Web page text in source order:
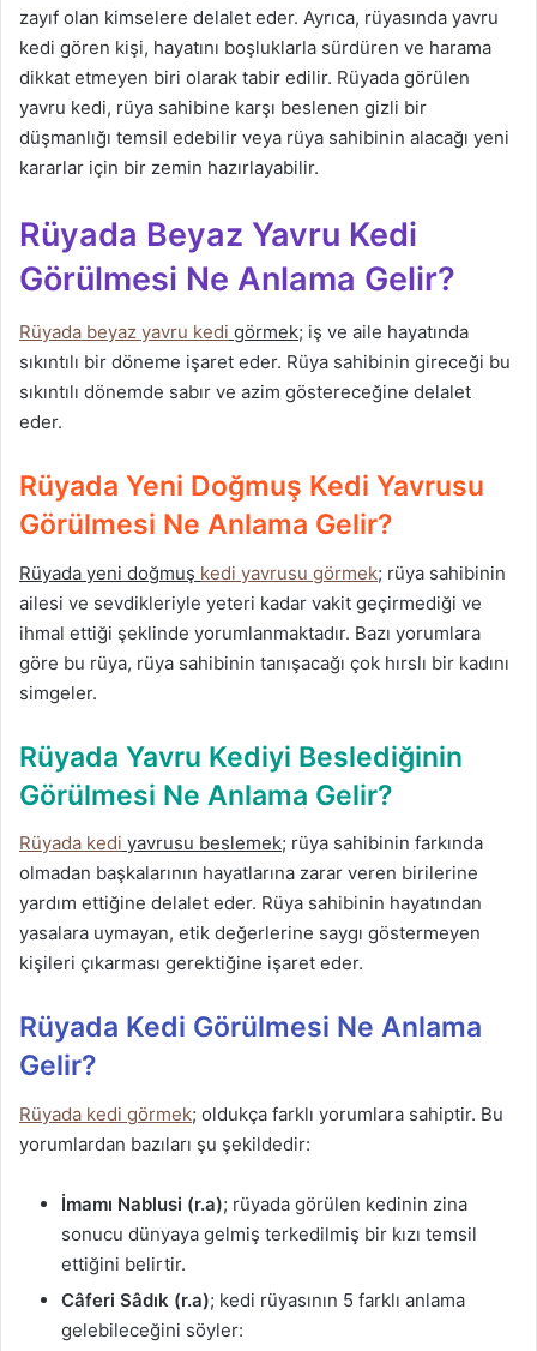
zayıf olan kimselere delalet eder. Ayrıca, rüyasında yavru
kedi gören kişi, hayatını boşluklarla sürdüren ve harama
dikkat etmeyen biri olarak tabir edilir. Rüyada görülen
yavru kedi, rüya sahibine karşı beslenen gizli bir
düşmanlığı temsil edebilir veya rüya sahibinin alacağı yeni
kararlar için bir zemin hazırlayabilir.
Rüyada Beyaz Yavru Kedi
Görülmesi Ne Anlama Gelir?
Rüyada beyaz yavru kedi görmek; iş ve aile hayatında
sıkıntılı bir döneme işaret eder. Rüya sahibinin gireceği bu
sıkıntılı dönemde sabır ve azim göstereceğine delalet
eder.
Rüyada Yeni Doğmuş Kedi Yavrusu
Görülmesi Ne Anlama Gelir?
Rüyada yeni doğmuş kedi yavrusu görmek; rüya sahibinin
ailesi ve sevdikleriyle yeteri kadar vakit geçirmediği ve
ihmal ettiği şeklinde yorumlanmaktadır. Bazı yorumlara
göre bu rüya, rüya sahibinin tanışacağı çok hırslı bir kadını
simgeler.
Rüyada Yavru Kediyi Beslediğinin
Görülmesi Ne Anlama Gelir?
Rüyada kedi yavrusu beslemek; rüya sahibinin farkında
olmadan başkalarının hayatlarına zarar veren birilerine
yardım ettiğine delalet eder. Rüya sahibinin hayatından
yasalara uymayan, etik değerlerine saygı göstermeyen
kişileri çıkarması gerektiğine işaret eder.
Rüyada Kedi Görülmesi Ne Anlama
Gelir?
Rüyada kedi görmek; oldukça farklı yorumlara sahiptir. Bu
yorumlardan bazıları şu şekildedir:
İmamı Nablusi (r.a); rüyada görülen kedinin zina
sonucu dünyaya gelmiş terkedilmiş bir kızı temsil
ettiğini belirtir.
Câferi Sâdık (r.a); kedi rüyasının 5 farklı anlama
gelebileceğini söyler: